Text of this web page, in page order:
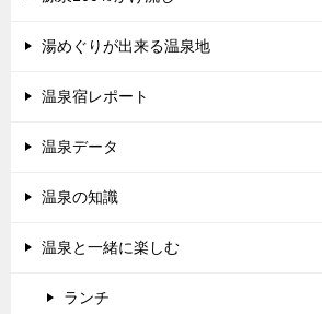
湯めぐりが出来る温泉地
温泉宿レポート
温泉データ
温泉の知識
温泉と一緒に楽しむ
ランチ